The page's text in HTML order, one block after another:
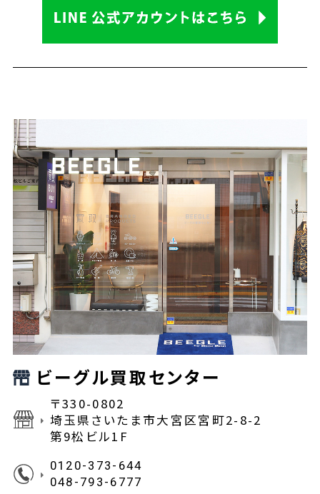
ビーグル買取センター
〒330-0802
埼玉県さいたま市大宮区宮町2-8-2
第9松ビル1F
0120-373-644
048-793-6777